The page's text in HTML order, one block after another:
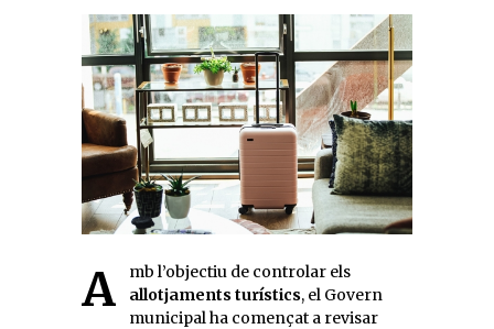
Amb l’objectiu de controlar els
allotjaments turístics, el Govern
municipal ha començat a revisar